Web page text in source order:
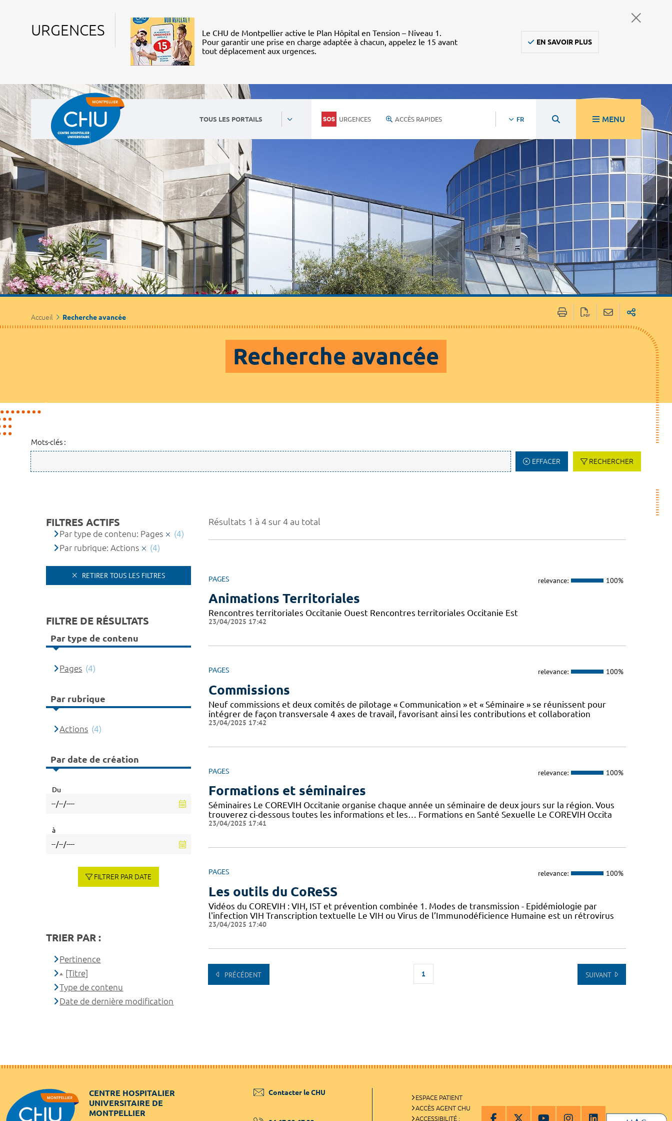
URGENCES
Le CHU de Montpellier active le Plan Hôpital en Tension – Niveau 1.
Pour garantir une prise en charge adaptée à chacun, appelez le 15 avant
tout déplacement aux urgences.
EN SAVOIR PLUS
TOUS LES PORTAILS URGENCES ACCÈS RAPIDES FR MENU
Accueil Recherche avancée
Recherche avancée
Mots-clés :
EFFACER RECHERCHER
Résultats 1 à 4 sur 4 au total
PAGES relevance: 100%
Animations Territoriales
Rencontres territoriales Occitanie Ouest Rencontres territoriales Occitanie Est
23/04/2025 17:42
PAGES relevance: 100%
Commissions
Neuf commissions et deux comités de pilotage « Communication » et « Séminaire » se réunissent pour
intégrer de façon transversale 4 axes de travail, favorisant ainsi les contributions et collaboration
23/04/2025 17:42
PAGES relevance: 100%
Formations et séminaires
Séminaires Le COREVIH Occitanie organise chaque année un séminaire de deux jours sur la région. Vous
trouverez ci-dessous toutes les informations et les… Formations en Santé Sexuelle Le COREVIH Occita
23/04/2025 17:41
PAGES relevance: 100%
Les outils du CoReSS
Vidéos du COREVIH : VIH, IST et prévention combinée 1. Modes de transmission - Epidémiologie par
l'infection VIH Transcription textuelle Le VIH ou Virus de l’Immunodéficience Humaine est un rétrovirus
23/04/2025 17:40
PRÉCÉDENT 1 SUIVANT
FILTRES ACTIFS
Par type de contenu: Pages
(4)
Par rubrique: Actions
(4)
RETIRER TOUS LES FILTRES
FILTRE DE RÉSULTATS
Par type de contenu
Pages (4)
Par rubrique
Actions (4)
Par date de création
Du
à
FILTRER PAR DATE
TRIER PAR :
Pertinence
[Titre]
Type de contenu
Date de dernière modification
CENTRE HOSPITALIER
UNIVERSITAIRE DE
MONTPELLIER
Contacter le CHU
ESPACE PATIENT
ACCÈS AGENT CHU
ACCESSIBILITÉ :